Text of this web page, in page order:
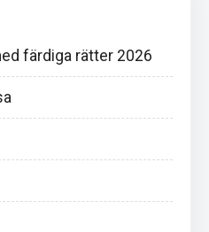
färdiga rätter 2026